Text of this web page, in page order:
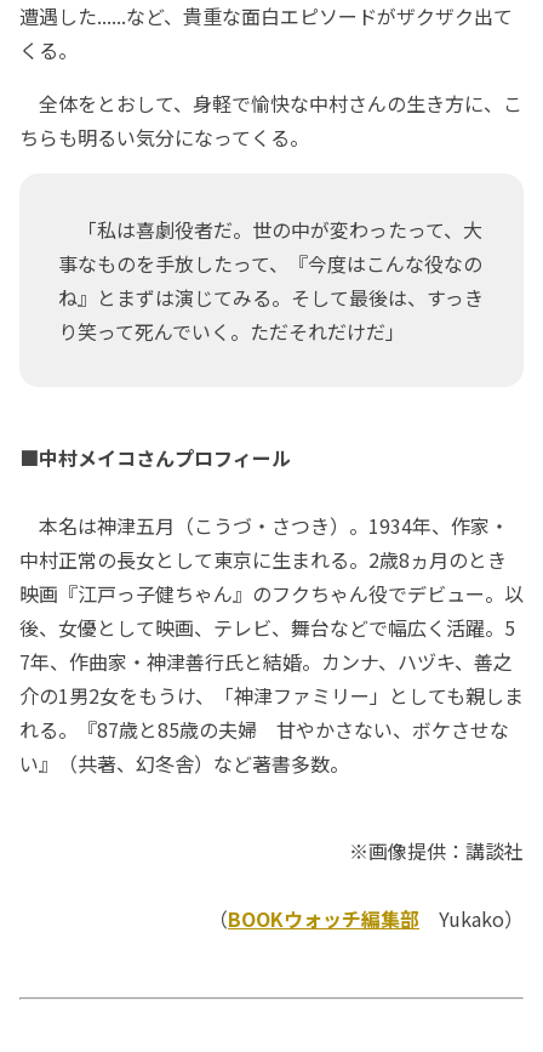
遭遇した......など、貴重な面白エピソードがザクザク出て
くる。
全体をとおして、身軽で愉快な中村さんの生き方に、こ
ちらも明るい気分になってくる。
「私は喜劇役者だ。世の中が変わったって、大
事なものを手放したって、『今度はこんな役なの
ね』とまずは演じてみる。そして最後は、すっき
り笑って死んでいく。ただそれだけだ」
■中村メイコさんプロフィール
本名は神津五月（こうづ・さつき）。1934年、作家・
中村正常の長女として東京に生まれる。2歳8ヵ月のとき
映画『江戸っ子健ちゃん』のフクちゃん役でデビュー。以
後、女優として映画、テレビ、舞台などで幅広く活躍。5
7年、作曲家・神津善行氏と結婚。カンナ、ハヅキ、善之
介の1男2女をもうけ、「神津ファミリー」としても親しま
れる。『87歳と85歳の夫婦 甘やかさない、ボケさせな
い』（共著、幻冬舎）など著書多数。
※画像提供：講談社
（BOOKウォッチ編集部 Yukako）